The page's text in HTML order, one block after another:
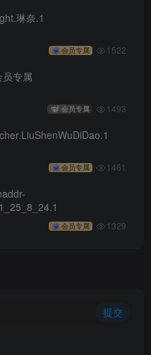
琳奈.1
会员专属 1522
专属
会员专属 1493
会员专属 1461
会员专属 1329
提交